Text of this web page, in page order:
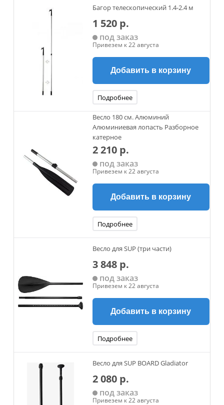
Багор телескопический 1.4-2.4 м
1 520 р.
под заказ
Привезем к 22 августа
Добавить в корзину
Подробнее
Весло 180 см. Алюминий
Алюминиевая лопасть Разборное
катерное
2 210 р.
под заказ
Привезем к 22 августа
Добавить в корзину
Подробнее
Весло для SUP (три части)
3 848 р.
под заказ
Привезем к 22 августа
Добавить в корзину
Подробнее
Весло для SUP BOARD Gladiator
2 080 р.
под заказ
Привезем к 22 августа